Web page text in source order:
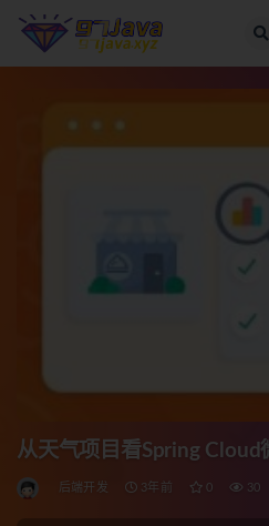
从天气项目看Spring Cloud
后端开发 3年前 0 30